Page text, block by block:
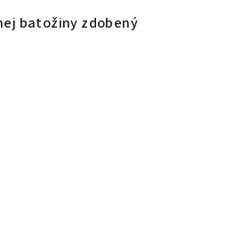
batožiny zdobený